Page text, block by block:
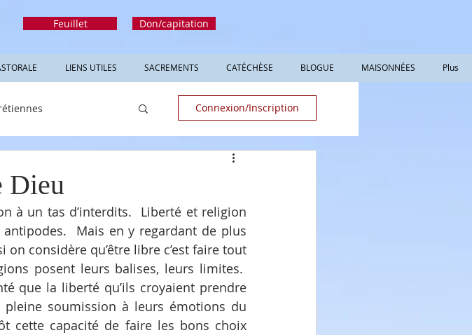
Feuillet Don/capitation
LIENS UTILES SACREMENTS CATÉCHÈSE BLOGUE MAISONNÉES Plus
Connexion/Inscription
Dieu
à un tas d’interdits.  Liberté et religion
Mais en y regardant de plus
on considère qu’être libre c’est faire tout
posent leurs balises, leurs limites.
que la liberté qu’ils croyaient prendre
soumission à leurs émotions du
cette capacité de faire les bons choix